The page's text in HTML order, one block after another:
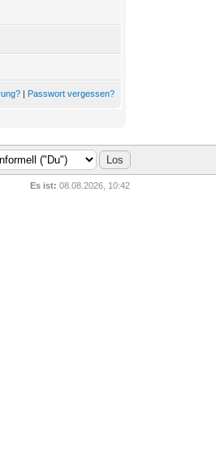
| Passwort vergessen?
Es ist: 08.08.2026, 10:42